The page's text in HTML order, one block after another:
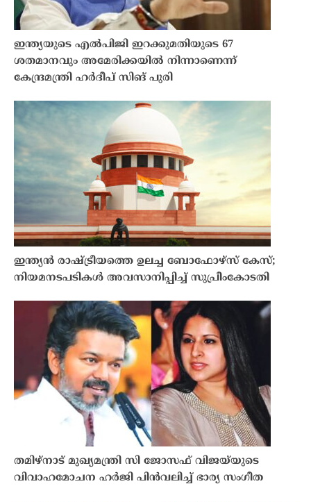
ഇന്ത്യയുടെ എൽപിജി ഇറക്കുമതിയുടെ 67
ശതമാനവും അമേരിക്കയിൽ നിന്നാണെന്ന്
കേന്ദ്രമന്ത്രി ഹർദീപ് സിങ് പുരി
ഇന്ത്യൻ രാഷ്ട്രീയത്തെ ഉലച്ച ബോഫോഴ്‌സ് കേസ്;
നിയമനടപടികൾ അവസാനിപ്പിച്ച് സുപ്രീംകോടതി
തമിഴ്നാട് മുഖ്യമന്ത്രി സി ജോസഫ് വിജയ്‌യുടെ
വിവാഹമോചന ഹർജി പിൻവലിച്ച് ഭാര്യ സംഗീത